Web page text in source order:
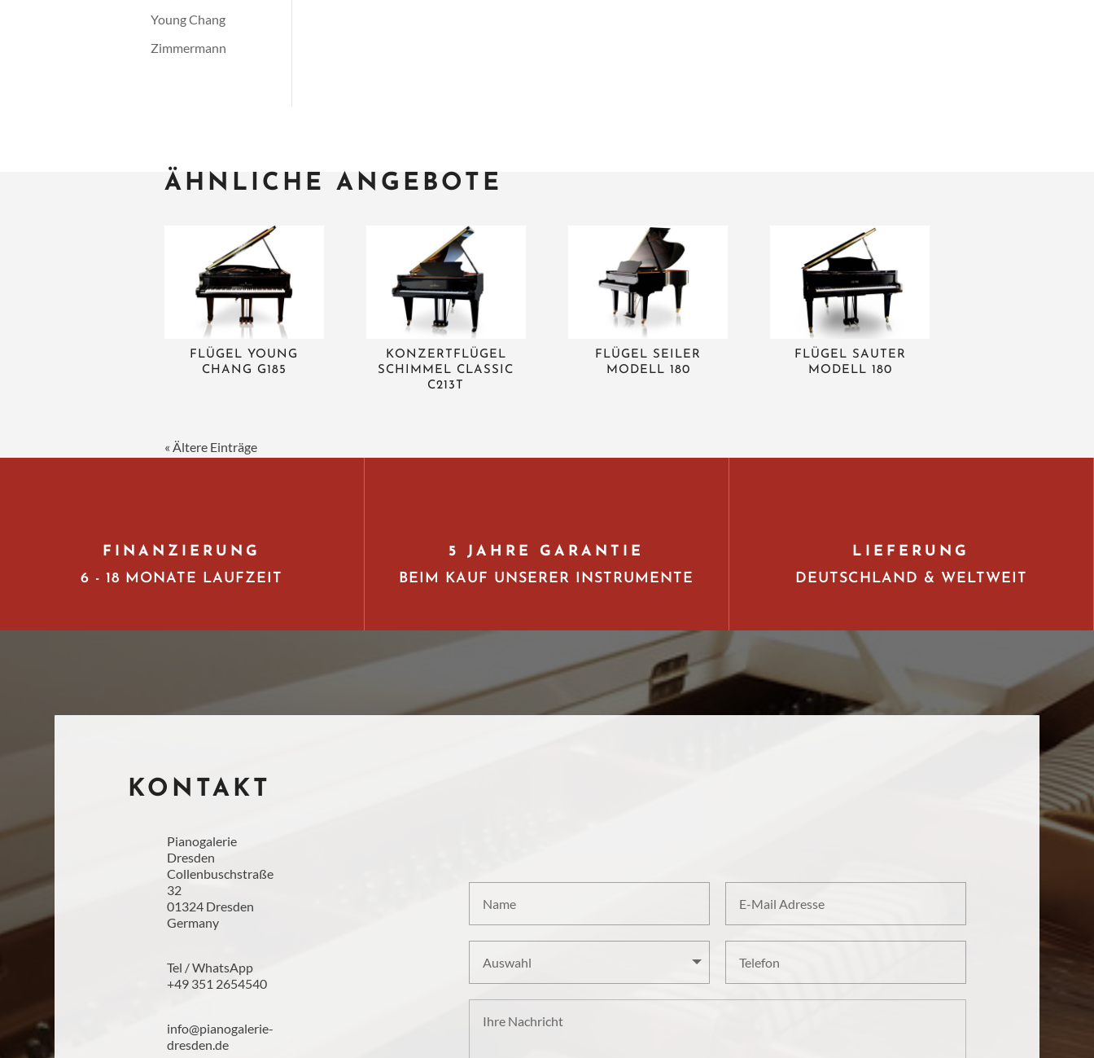
Young Chang
Zimmermann
ÄHNLICHE ANGEBOTE
FLÜGEL YOUNG
CHANG G185
KONZERTFLÜGEL
SCHIMMEL CLASSIC
C213T
FLÜGEL SEILER
MODELL 180
FLÜGEL SAUTER
MODELL 180
« Ältere Einträge
FINANZIERUNG
6 - 18 MONATE LAUFZEIT
5 JAHRE GARANTIE
BEIM KAUF UNSERER INSTRUMENTE
LIEFERUNG
DEUTSCHLAND & WELTWEIT
KONTAKT
Pianogalerie
Dresden
Collenbuschstraße
32
01324 Dresden
Germany
Tel / WhatsApp
+49 351 2654540
info@pianogalerie-
dresden.de